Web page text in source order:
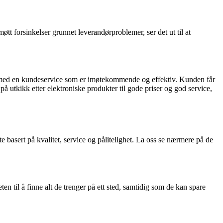
forsinkelser grunnet leverandørproblemer, ser det ut til at
en kundeservice som er imøtekommende og effektiv. Kunden får
utkikk etter elektroniske produkter til gode priser og god service,
basert på kvalitet, service og pålitelighet. La oss se nærmere på de
til å finne alt de trenger på ett sted, samtidig som de kan spare